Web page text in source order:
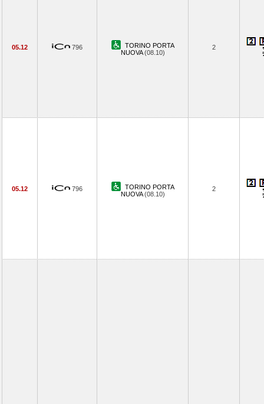
05.12 796
TORINO PORTA
NUOVA(08.10)
2
05.12 796
TORINO PORTA
NUOVA(08.10)
2